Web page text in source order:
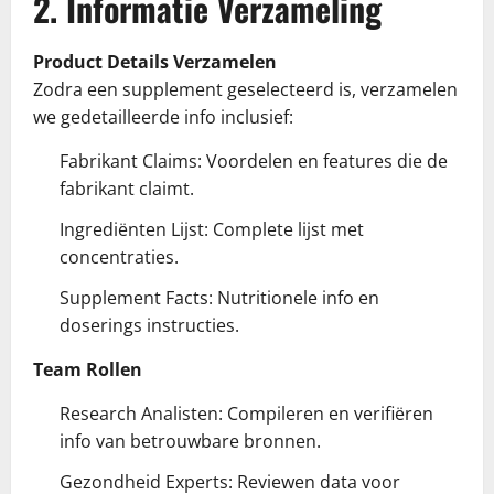
Product Details Verzamelen
Zodra een supplement geselecteerd is, verzamelen
we gedetailleerde info inclusief:
Fabrikant Claims: Voordelen en features die de
fabrikant claimt.
Ingrediënten Lijst: Complete lijst met
concentraties.
Supplement Facts: Nutritionele info en
doserings instructies.
Team Rollen
Research Analisten: Compileren en verifiëren
info van betrouwbare bronnen.
Gezondheid Experts: Reviewen data voor